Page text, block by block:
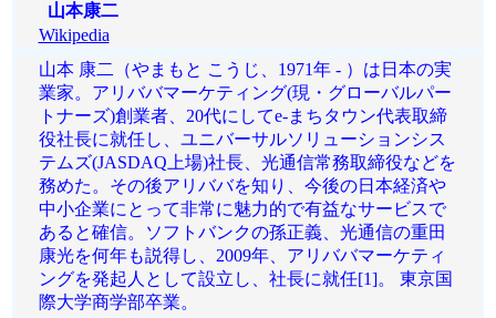
山本康二
Wikipedia
山本 康二（やまもと こうじ、1971年 - ）は日本の実
業家。アリババマーケティング(現・グローバルパー
トナーズ)創業者、20代にしてe-まちタウン代表取締
役社長に就任し、ユニバーサルソリューションシス
テムズ(JASDAQ上場)社長、光通信常務取締役などを
務めた。その後アリババを知り、今後の日本経済や
中小企業にとって非常に魅力的で有益なサービスで
あると確信。ソフトバンクの孫正義、光通信の重田
康光を何年も説得し、2009年、アリババマーケティ
ングを発起人として設立し、社長に就任[1]。 東京国
際大学商学部卒業。